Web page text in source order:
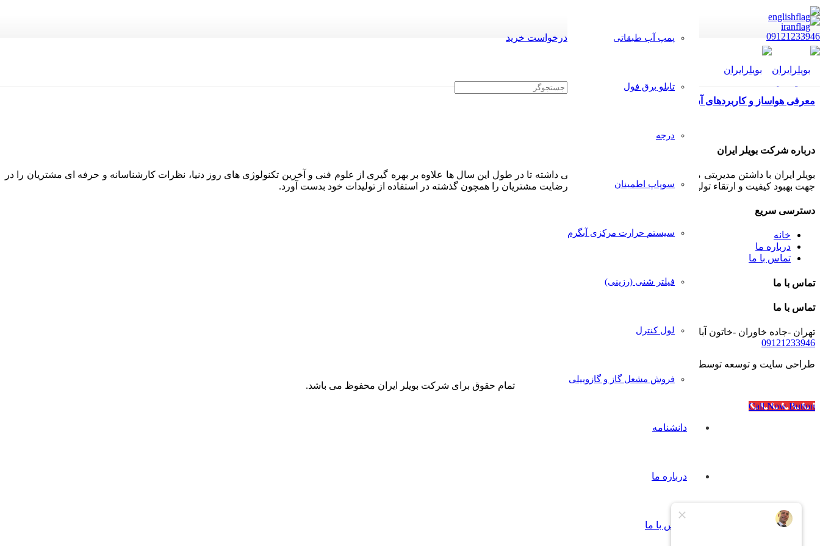
09121233946 پمپ آب طبقاتی
تابلو برق فول
درجه
سوپاپ اطمینان
سیستم حرارت مرکزی آبگرم
فیلتر شنی (رزینی)
لول کنترل
فروش مشعل گاز و گازوییلی
دانشنامه
درباره ما
تماس با ما
درخواست خرید
معرفی هواساز و کاربردهای آن در کارخانه قارچ
درباره شرکت بویلر ایران
بویلر ایران با داشتن مدیریتی مجرب و مشتری مدار همواره سعی داشته تا در طول این سال ها علاوه بر بهره گیری از علوم فنی و آخرین تکنولوژی های روز دنیا، نظرات کارشناسانه و حرفه ای مشتریان را در
جهت بهبود کیفیت و ارتقاء تولیدات خود پذیرا بوده و بکار گیرد تا رضایت مشتریان را همچون گذشته در استفاده از تولیدات خود بدست آورد.
دسترسی سریع
خانه
درباره ما
تماس با ما
تماس با ما
تماس با ما
تهران -جاده خاوران -خاتون آباد- خیابان رجایی- پلاک۴۰
09121233946
طراحی سایت و توسعه توسط
تمام حقوق برای شرکت بویلر ایران محفوظ می باشد.
Call Now Button